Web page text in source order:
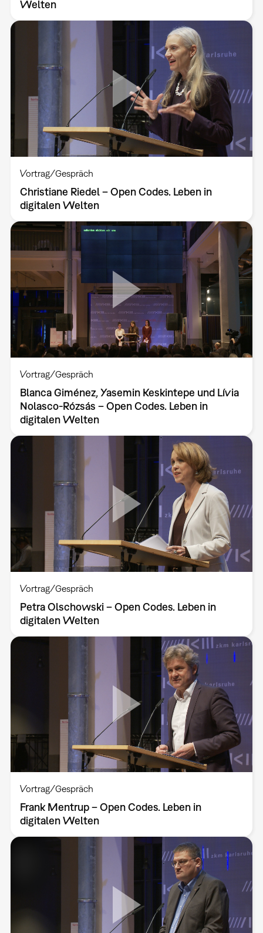
Welten
Vortrag/Gespräch
Christiane Riedel – Open Codes. Leben in
digitalen Welten
Vortrag/Gespräch
Blanca Giménez, Yasemin Keskintepe und Lívia
Nolasco-Rózsás – Open Codes. Leben in
digitalen Welten
Vortrag/Gespräch
Petra Olschowski – Open Codes. Leben in
digitalen Welten
Vortrag/Gespräch
Frank Mentrup – Open Codes. Leben in
digitalen Welten